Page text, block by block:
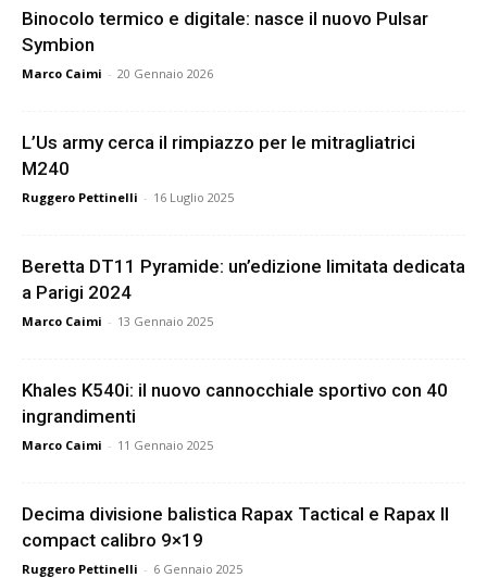
Binocolo termico e digitale: nasce il nuovo Pulsar
Symbion
Marco Caimi - 20 Gennaio 2026
L’Us army cerca il rimpiazzo per le mitragliatrici
M240
Ruggero Pettinelli - 16 Luglio 2025
Beretta DT11 Pyramide: un’edizione limitata dedicata
a Parigi 2024
Marco Caimi - 13 Gennaio 2025
Khales K540i: il nuovo cannocchiale sportivo con 40
ingrandimenti
Marco Caimi - 11 Gennaio 2025
Decima divisione balistica Rapax Tactical e Rapax II
compact calibro 9×19
Ruggero Pettinelli - 6 Gennaio 2025